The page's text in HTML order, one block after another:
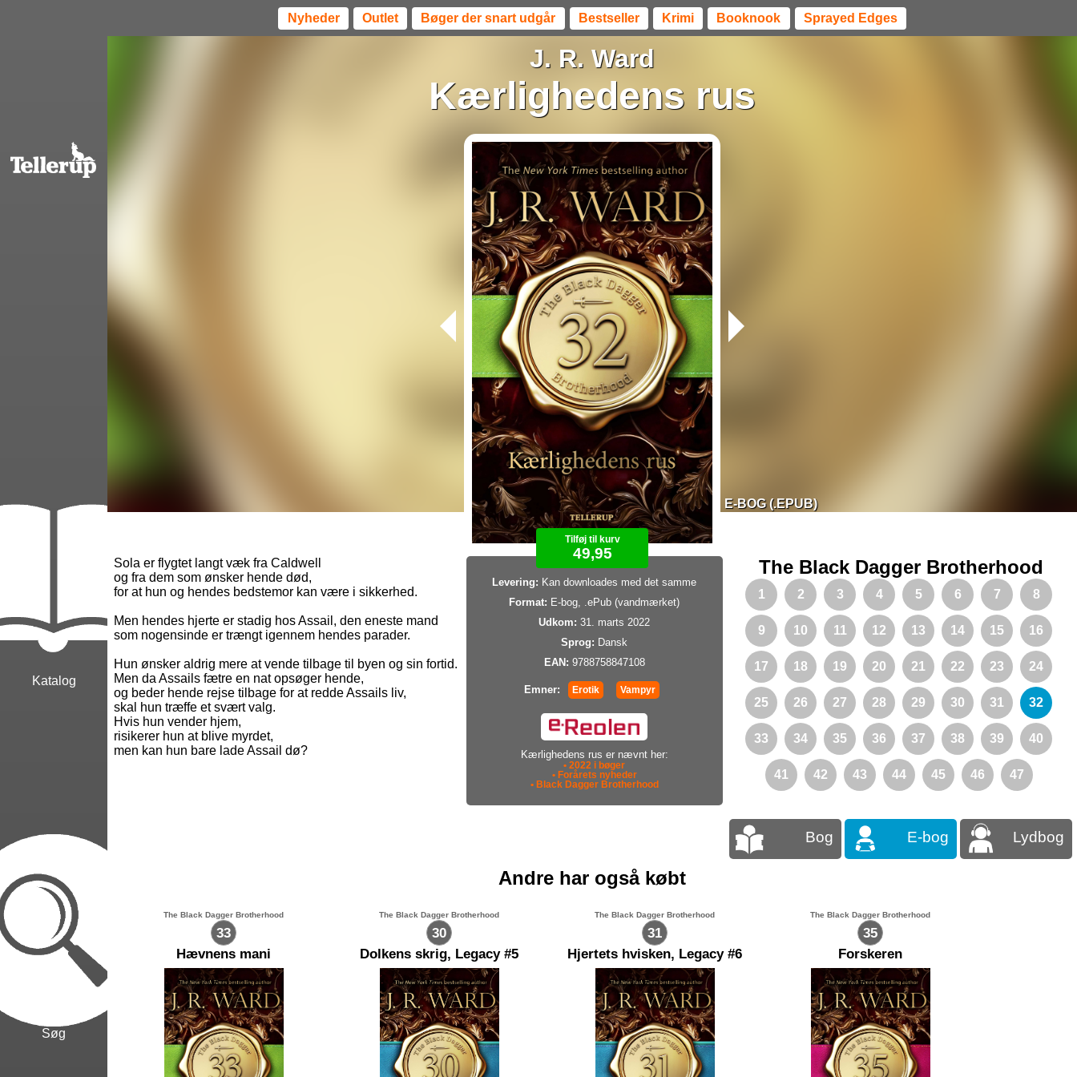
Nyheder Outlet Bøger der snart udgår Bestseller Krimi Booknook Sprayed Edges
Katalog
Søg
J. R. Ward
Kærlighedens rus
E-BOG (.EPUB)
Tilføj til kurv
49,95
Levering: Kan downloades med det samme
Format: E-bog, .ePub (vandmærket)
Udkom: 31. marts 2022
Sprog: Dansk
EAN: 9788758847108
Emner: Erotik Vampyr
Kærlighedens rus er nævnt her:
• 2022 i bøger
• Forårets nyheder
• Black Dagger Brotherhood
Sola er flygtet langt væk fra Caldwell
og fra dem som ønsker hende død,
for at hun og hendes bedstemor kan være i sikkerhed.
Men hendes hjerte er stadig hos Assail, den eneste mand
som nogensinde er trængt igennem hendes parader.
Hun ønsker aldrig mere at vende tilbage til byen og sin fortid.
Men da Assails fætre en nat opsøger hende,
og beder hende rejse tilbage for at redde Assails liv,
skal hun træffe et svært valg.
Hvis hun vender hjem,
risikerer hun at blive myrdet,
men kan hun bare lade Assail dø?
The Black Dagger Brotherhood
1 2 3 4 5 6 7 8
9 10 11 12 13 14 15 16
17 18 19 20 21 22 23 24
25 26 27 28 29 30 31 32
33 34 35 36 37 38 39 40
41 42 43 44 45 46 47
Bog E-bog Lydbog
Andre har også købt
33
The Black Dagger Brotherhood
Hævnens mani
30
The Black Dagger Brotherhood
Dolkens skrig, Legacy #5
31
The Black Dagger Brotherhood
Hjertets hvisken, Legacy #6
35
The Black Dagger Brotherhood
Forskeren